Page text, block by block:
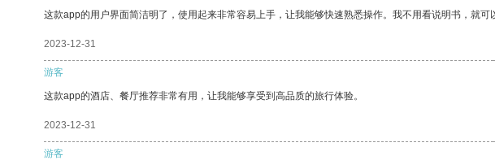
这款app的用户界面简洁明了，使用起来非常容易上手，让我能够快速熟悉操作。我不用看说明书，就可
2023-12-31
游客
这款app的酒店、餐厅推荐非常有用，让我能够享受到高品质的旅行体验。
2023-12-31
游客